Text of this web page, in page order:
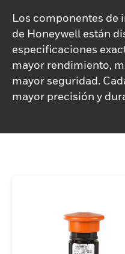
Los componentes de
de Honeywell están
especificaciones
mayor rendimiento,
mayor seguridad.
mayor precisión y
brindar soporte
las soluciones de
Honeywell son